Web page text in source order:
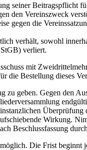
seiner Beitragspflicht
den Vereinszweck
gegen die
verhält, sowohl
verliert.
mit
die Bestellung dieses
geben. Gegen den
Überprüfung
Wirkung.
Beschlussfassung
Die Frist beginnt